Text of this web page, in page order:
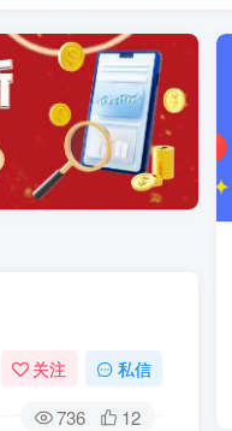
关注 私信
736 12